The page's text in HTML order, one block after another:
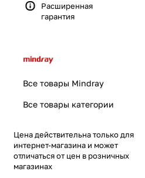
Расширенная
гарантия
Все товары Mindray
Все товары категории
Цена действительна только для
интернет-магазина и может
отличаться от цен в розничных
магазинах